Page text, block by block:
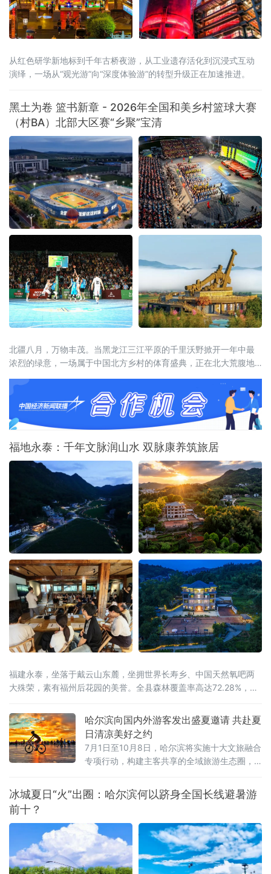
从红色研学新地标到千年古桥夜游，从工业遗存活化到沉浸式互动
演绎，一场从“观光游”向“深度体验游”的转型升级正在加速推进。
黑土为卷 篮书新章 - 2026年全国和美乡村篮球大赛
（村BA）北部大区赛“乡聚”宝清
北疆八月，万物丰茂。当黑龙江三江平原的千里沃野掀开一年中最
浓烈的绿意，一场属于中国北方乡村的体育盛典，正在北大荒腹地
BA）北部大区赛，将在黑龙江省宝清县燃情启幕。这是村BA大区赛
的炽热季风首次吹度山海关，深入广袤的东北粮仓。届时，来自北
京、天津、河北、山西、内蒙古、辽宁、吉林、山东、新疆、黑龙
江等北部十省区的
福地永泰：千年文脉润山水 双脉康养筑旅居
福建永泰，坐落于戴云山东麓，坐拥世界长寿乡、中国天然氧吧两
大殊荣，素有福州后花园的美誉。全县森林覆盖率高达72.28%，林
哈尔滨向国内外游客发出盛夏邀请 共赴夏
日清凉美好之约
7月1日至10月8日，哈尔滨将实施十大文旅融合
专项行动，构建主客共享的全域旅游生态圈，
冰城夏日“火”出圈：哈尔滨何以跻身全国长线避暑游
前十？